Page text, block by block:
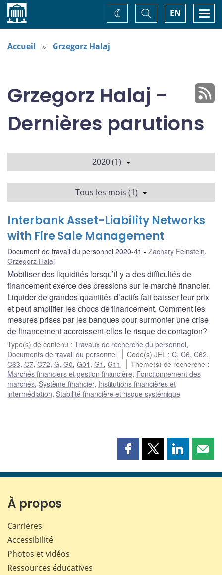
Accueil EN
Basculer
la
recherche
Changez
de
Accueil Grzegorz Halaj
Grzegorz Halaj -
Dernières parutions
2020 (1)
Tous les mois (1)
Interbank Asset-Liability Networks
with Fire Sale Management
Document de travail du personnel 2020-41 Zachary Feinstein,
Grzegorz Halaj
Mobiliser des liquidités lorsqu’il y a des difficultés de
financement exerce des pressions sur le marché financier.
Liquider de grandes quantités d’actifs fait baisser leur prix
et peut amplifier les chocs de financement. Comment les
mesures prises par les banques pour surmonter une crise
de financement accroissent-elles le risque de contagion?
Type(s) de contenu : Travaux de recherche du personnel,
Documents de travail du personnel
Code(s) JEL :C,C6,C62,
C63, C7, C72, G, G0, G01 , G1 , G11 Thème(s) de recherche :
Marchés financiers et gestion financière, Fonctionnement des
marchés, Système financier, Institutions financières et
intermédiation, Stabilité financière et risque systémique
Partager
page
Partager
page
Partager
page page
À propos
Carrières
Accessibilité
Photos et vidéos
Ressources éducatives